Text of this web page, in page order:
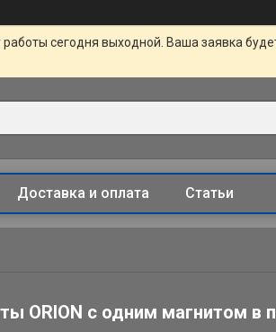
сегодня выходной. Ваша заявка
Доставка и оплата Статьи
ORION с одним магнитом в